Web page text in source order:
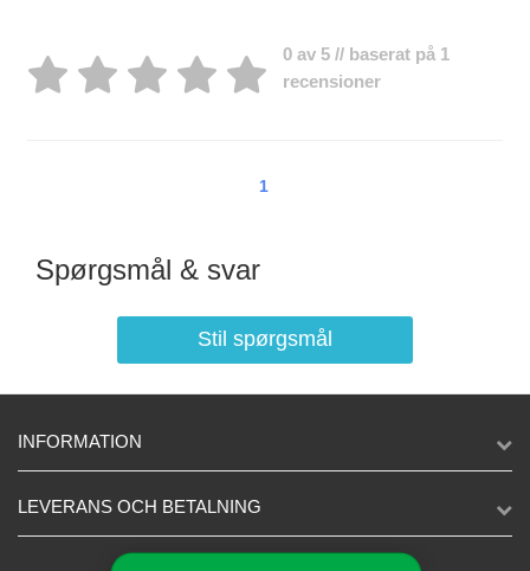
0 av 5 // baserat på 1
recensioner
1
Spørgsmål & svar
Stil spørgsmål
INFORMATION
LEVERANS OCH BETALNING